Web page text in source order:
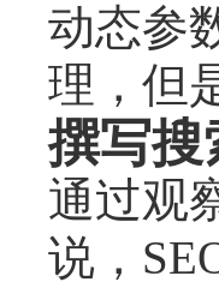
动态参
理，但
撰写搜
通过观
说，